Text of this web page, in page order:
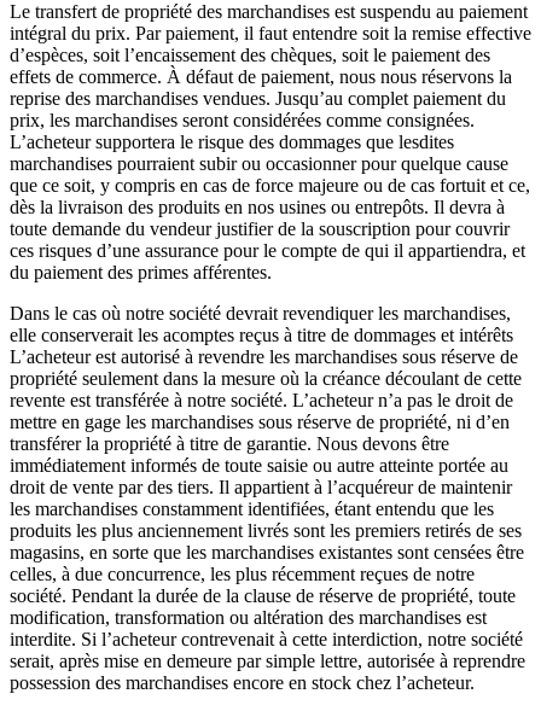
Le transfert de propriété des marchandises est suspendu au paiement
intégral du prix. Par paiement, il faut entendre soit la remise effective
d’espèces, soit l’encaissement des chèques, soit le paiement des
effets de commerce. À défaut de paiement, nous nous réservons la
reprise des marchandises vendues. Jusqu’au complet paiement du
prix, les marchandises seront considérées comme consignées.
L’acheteur supportera le risque des dommages que lesdites
marchandises pourraient subir ou occasionner pour quelque cause
que ce soit, y compris en cas de force majeure ou de cas fortuit et ce,
dès la livraison des produits en nos usines ou entrepôts. Il devra à
toute demande du vendeur justifier de la souscription pour couvrir
ces risques d’une assurance pour le compte de qui il appartiendra, et
du paiement des primes afférentes.
Dans le cas où notre société devrait revendiquer les marchandises,
elle conserverait les acomptes reçus à titre de dommages et intérêts
L’acheteur est autorisé à revendre les marchandises sous réserve de
propriété seulement dans la mesure où la créance découlant de cette
revente est transférée à notre société. L’acheteur n’a pas le droit de
mettre en gage les marchandises sous réserve de propriété, ni d’en
transférer la propriété à titre de garantie. Nous devons être
immédiatement informés de toute saisie ou autre atteinte portée au
droit de vente par des tiers. Il appartient à l’acquéreur de maintenir
les marchandises constamment identifiées, étant entendu que les
produits les plus anciennement livrés sont les premiers retirés de ses
magasins, en sorte que les marchandises existantes sont censées être
celles, à due concurrence, les plus récemment reçues de notre
société. Pendant la durée de la clause de réserve de propriété, toute
modification, transformation ou altération des marchandises est
interdite. Si l’acheteur contrevenait à cette interdiction, notre société
serait, après mise en demeure par simple lettre, autorisée à reprendre
possession des marchandises encore en stock chez l’acheteur.